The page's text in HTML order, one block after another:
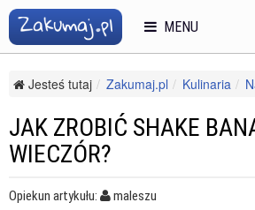
Jesteś tutaj Zakumaj.pl Kulinaria
Jak zrobić shake bananowy na wieczór?
JAK ZROBIĆ SHAKE
WIECZÓR?
Opiekun artykułu:
maleszu
MENU